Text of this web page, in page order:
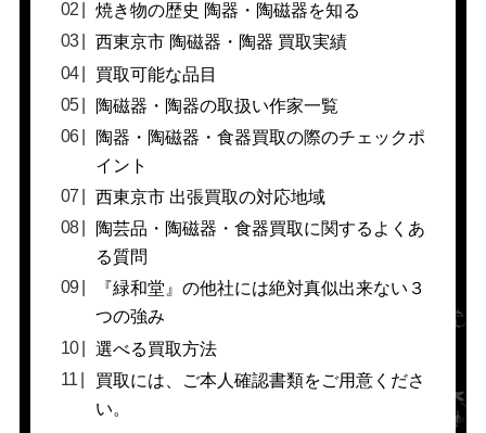
焼き物の歴史 陶器・陶磁器を知る
西東京市 陶磁器・陶器 買取実績
買取可能な品目
陶磁器・陶器の取扱い作家一覧
陶器・陶磁器・食器買取の際のチェックポ
イント
西東京市 出張買取の対応地域
陶芸品・陶磁器・食器買取に関するよくあ
る質問
『緑和堂』の他社には絶対真似出来ない３
つの強み
選べる買取方法
買取には、ご本人確認書類をご用意くださ
い。